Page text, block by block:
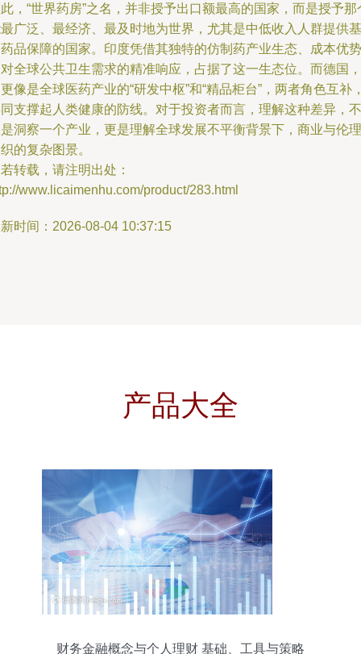
，“世界药房”之名，并非授予出口额最高的国家，而是授予那
广泛、最经济、最及时地为世界，尤其是中低收入人群提供基
品保障的国家。印度凭借其独特的仿制药产业生态、成本优势
全球公共卫生需求的精准响应，占据了这一生态位。而德国，
像是全球医药产业的“研发中枢”和“精品柜台”，两者角色互补
支撑起人类健康的防线。对于投资者而言，理解这种差异，不
洞察一个产业，更是理解全球发展不平衡背景下，商业与伦理
的复杂图景。
转载，请注明出处：
www.licaimenhu.com/product/283.html
时间：2026-08-04 10:37:15
产品大全
财务金融概念与个人理财 基础、工具与策略